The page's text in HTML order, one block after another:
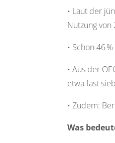
• Laut der
Nutzung von
• Schon 46
• Aus der
etwa fast
• Zudem:
Was